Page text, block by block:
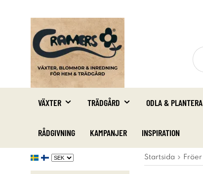
VÄXTER TRÄDGÅRD ODLA & PLANTERA
RÅDGIVNING KAMPANJER INSPIRATION
Startsida Fröer